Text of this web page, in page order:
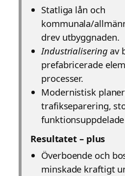
Statliga lån och
kommunala/
drev utbyggnaden.
Industrialisering av
prefabricerade
processer.
Modernistisk
trafikseparering,
Resultatet – plus
Överboende och
minskade kraftigt